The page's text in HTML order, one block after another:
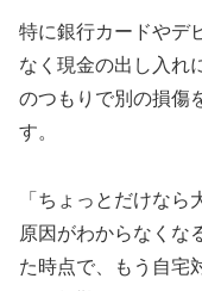
特に銀行カードやデ
なく現金の出し入れ
のつもりで別の損傷
す。
「ちょっとだけな
原因がわからなくな
た時点で、もう自宅